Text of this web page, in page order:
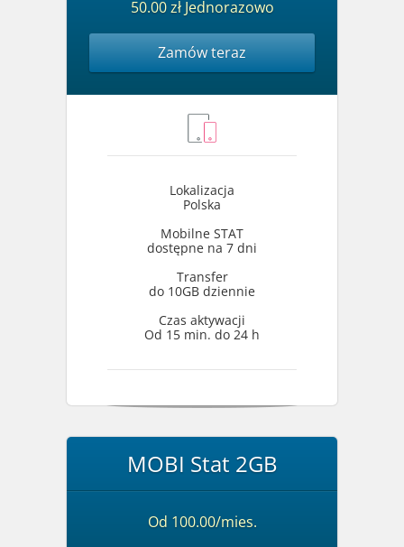
50.00 zł Jednorazowo
Zamów teraz
Lokalizacja
Polska
Mobilne STAT
dostępne na 7 dni
Transfer
do 10GB dziennie
Czas aktywacji
Od 15 min. do 24 h
MOBI Stat 2GB
Od 100.00/mies.